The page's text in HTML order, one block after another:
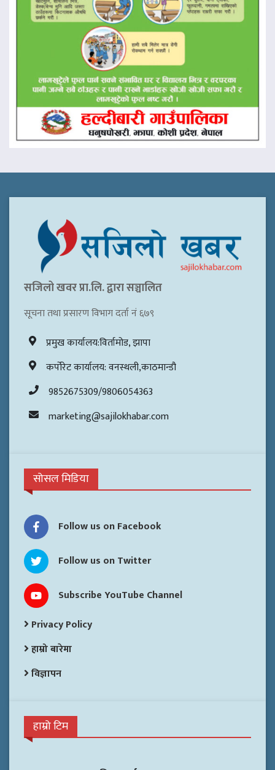
सजिलो खवर प्रा.लि. द्वारा सञ्चालित
सूचना तथा प्रसारण विभाग दर्ता नं ६७९
प्रमुख कार्यालय:विर्तामोड, झापा
कर्पोरेट कार्यालय: वनस्थली,काठमान्डौ
9852675309/9806054363
marketing@sajilokhabar.com
सोसल मिडिया
Follow us on Facebook
Follow us on Twitter
Subscribe YouTube Channel
Privacy Policy
हाम्रो बारेमा
विज्ञापन
हाम्रो टिम